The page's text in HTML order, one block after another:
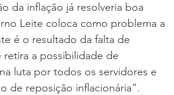
da inflação já resolveria boa
Leite coloca como problema a
é o resultado da falta de
a possibilidade de
luta por todos os servidores e
de reposição inflacionária”.